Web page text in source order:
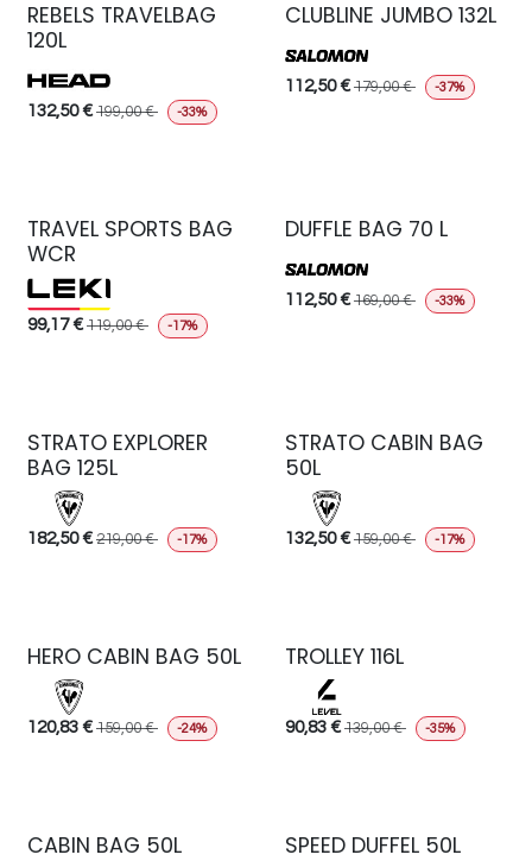
REBELS TRAVELBAG
120L
132,50€ 199,00€ -33%
CLUBLINE JUMBO 132L
112,50€ 179,00€ -37%
TRAVEL SPORTS BAG
WCR
99,17€ 119,00€ -17%
DUFFLE BAG 70 L
112,50€ 169,00€ -33%
STRATO EXPLORER
BAG 125L
182,50€ 219,00€ -17%
STRATO CABIN BAG
50L
132,50€ 159,00€ -17%
HERO CABIN BAG 50L
120,83 € 159,00€ -24%
TROLLEY 116L
90,83€ 139,00€ -35%
CABIN BAG 50L SPEED DUFFEL 50L